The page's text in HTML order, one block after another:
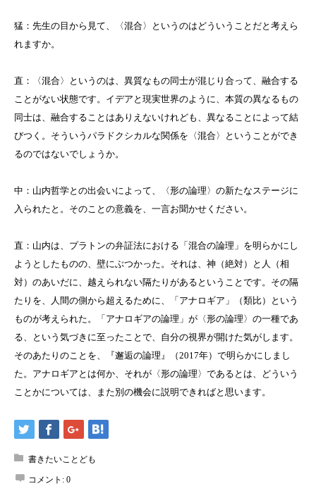
猛：先生の目から見て、〈混合〉というのはどういうことだと考えら
れますか。
直：〈混合〉というのは、異質なもの同士が混じり合って、融合する
ことがない状態です。イデアと現実世界のように、本質の異なるもの
同士は、融合することはありえないけれども、異なることによって結
びつく。そういうパラドクシカルな関係を〈混合〉ということができ
るのではないでしょうか。
中：山内哲学との出会いによって、〈形の論理〉の新たなステージに
入られたと。そのことの意義を、一言お聞かせください。
直：山内は、プラトンの弁証法における「混合の論理」を明らかにし
ようとしたものの、壁にぶつかった。それは、神（絶対）と人（相
対）のあいだに、越えられない隔たりがあるということです。その隔
たりを、人間の側から超えるために、「アナロギア」（類比）という
ものが考えられた。「アナロギアの論理」が〈形の論理〉の一種であ
る、という気づきに至ったことで、自分の視界が開けた気がします。
そのあたりのことを、『邂逅の論理』（2017年）で明らかにしまし
た。アナロギアとは何か、それが〈形の論理〉であるとは、どういう
ことかについては、また別の機会に説明できればと思います。
書きたいことども
コメント: 0